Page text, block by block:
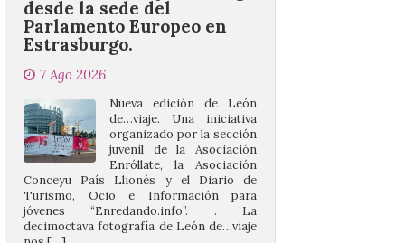
7 Ago 2026
Nueva edición de León
de…viaje. Una iniciativa
Enróllate, la Asociación
Conceyu País Llionés y el Diario de
Turismo, Ocio e Información para
jóvenes “Enredando.info”. . La
decimoctava fotografía de León de…viaje
nos […]
UPL insta a la Junta a